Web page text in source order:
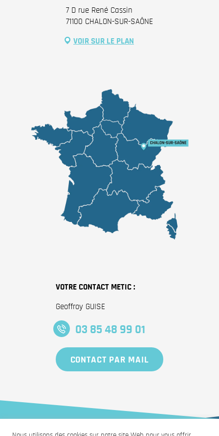
7 D rue René Cassin
71100 CHALON-SUR-SAÔNE
VOIR SUR LE PLAN
VOTRE CONTACT METIC :
Geoffroy GUISE
03 85 48 99 01
CONTACT PAR MAIL